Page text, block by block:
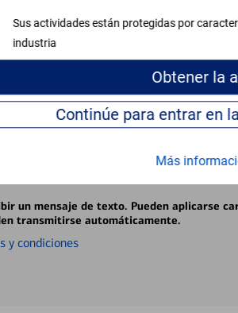
Sus actividades están protegidas por
industria
Obtenerla
Más
LÍNEA Y MÓVIL
del día, los
un mensaje de texto. Pueden aplicarse
transmitirse automáticamente.
y condiciones